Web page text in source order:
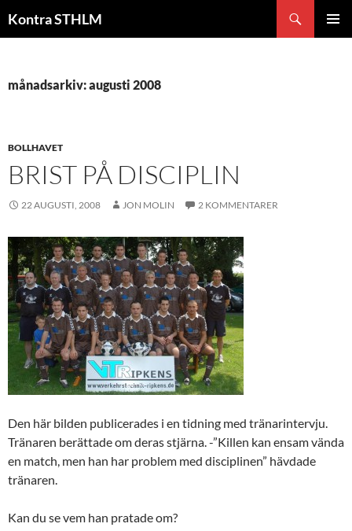
tillKontra STHLM
månadsarkiv: augusti 2008
BOLLHAVET
BRIST PÅ DISCIPLIN
22 AUGUSTI, 2008 JON MOLIN 2 KOMMENTARER
Den här bilden publicerades i en tidning med tränarintervju.
Tränaren berättade om deras stjärna. -”Killen kan ensam vända
en match, men han har problem med disciplinen” hävdade
tränaren.
Kan du se vem han pratade om?